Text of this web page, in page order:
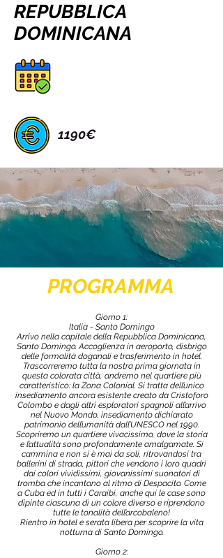
REPUBBLICA
DOMINICANA
1190€
PROGRAMMA
Giorno 1:
Italia - Santo Domingo
Arrivo nella capitale della Repubblica Dominicana,
Santo Domingo. Accoglienza in aeroporto, disbrigo
delle formalità doganali e trasferimento in hotel.
Trascorreremo tutta la nostra prima giornata in
questa colorata città, andremo nel quartiere più
caratteristico: la Zona Colonial. Si tratta dell’unico
insediamento ancora esistente creato da Cristoforo
Colombo e dagli altri esploratori spagnoli all’arrivo
nel Nuovo Mondo, insediamento dichiarato
patrimonio dell’umanità dall’UNESCO nel 1990.
Scopriremo un quartiere vivacissimo, dove la storia
e l’attualità sono profondamente amalgamate. Si
cammina e non si è mai da soli, ritrovandosi tra
ballerini di strada, pittori che vendono i loro quadri
dai colori vividissimi, giovanissimi suonatori di
tromba che incantano al ritmo di Despacito. Come
a Cuba ed in tutti i Caraibi, anche qui le case sono
dipinte ciascuna di un colore diverso e riprendono
tutte le tonalità dell’arcobaleno!
Rientro in hotel e serata libera per scoprire la vita
notturna di Santo Domingo.
Giorno 2: